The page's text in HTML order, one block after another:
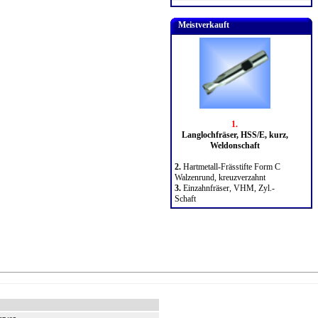
Meistverkauft
1.
Langlochfräser, HSS/E, kurz,
Weldonschaft
2. Hartmetall-Frässtifte Form C
Walzenrund, kreuzverzahnt
3. Einzahnfräser, VHM, Zyl.-
Schaft